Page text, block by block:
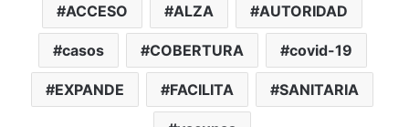
ACCESO ALZA AUTORIDAD
casos COBERTURA covid-19
EXPANDE FACILITA SANITARIA